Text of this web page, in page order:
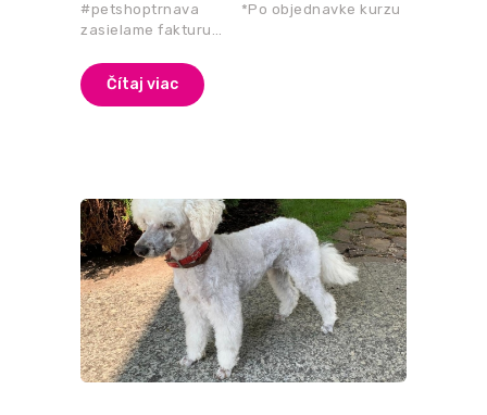
#petshoptrnava *Po objednavke kurzu
zasielame fakturu…
Čítaj viac